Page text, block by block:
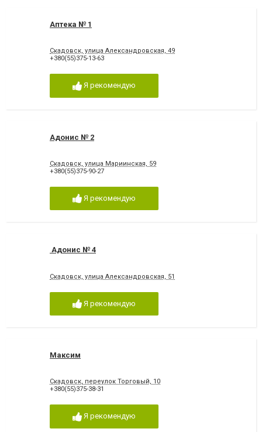
Аптека № 1
Скадовск, улица Александровская, 49
+380(55)375-13-63
Я рекомендую
Адонис № 2
Скадовск, улица Мариинская, 59
+380(55)375-90-27
Я рекомендую
Адонис № 4
Скадовск, улица Александровская, 51
Я рекомендую
Максим
Скадовск, переулок Торговый, 10
+380(55)375-38-31
Я рекомендую